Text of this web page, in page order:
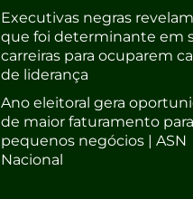
Executivas negras
que foi determinante em
carreiras para ocuparem
de liderança
Ano eleitoral gera
de maior faturamento para
pequenos negócios | ASN
Nacional